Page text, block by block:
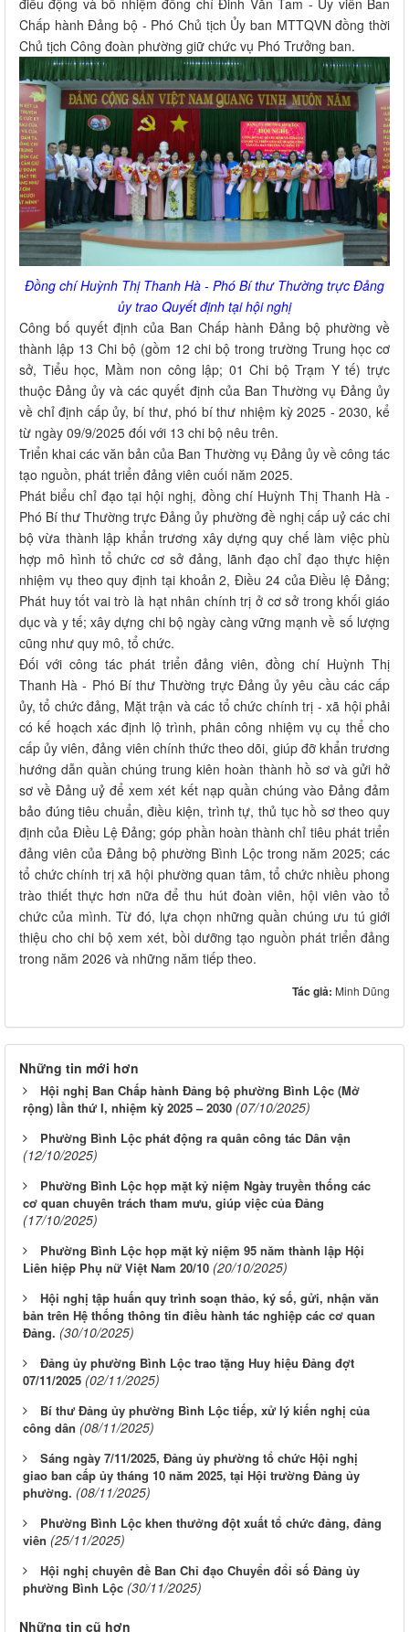
điều động và bổ nhiệm đồng chí Đinh Văn Tam - Ủy viên Ban
Chấp hành Đảng bộ - Phó Chủ tịch Ủy ban MTTQVN đồng thời
Chủ tịch Công đoàn phường giữ chức vụ Phó Trưởng ban.
Đồng chí Huỳnh Thị Thanh Hà - Phó Bí thư Thường trực Đảng
ủy trao Quyết định tại hội nghị
Công bố quyết định của Ban Chấp hành Đảng bộ phường về
thành lập 13 Chi bộ (gồm 12 chi bộ trong trường Trung học cơ
sở, Tiểu học, Mầm non công lập; 01 Chi bộ Trạm Y tế) trực
thuộc Đảng ủy và các quyết định của Ban Thường vụ Đảng ủy
về chỉ định cấp ủy, bí thư, phó bí thư nhiệm kỳ 2025 - 2030, kể
từ ngày 09/9/2025 đối với 13 chi bộ nêu trên.
Triển khai các văn bản của Ban Thường vụ Đảng ủy về công tác
tạo nguồn, phát triển đảng viên cuối năm 2025.
Phát biểu chỉ đạo tại hội nghị, đồng chí Huỳnh Thị Thanh Hà -
Phó Bí thư Thường trực Đảng ủy phường đề nghị cấp uỷ các chi
bộ vừa thành lập khẩn trương xây dựng quy chế làm việc phù
hợp mô hình tổ chức cơ sở đảng, lãnh đạo chỉ đạo thực hiện
nhiệm vụ theo quy định tại khoản 2, Điều 24 của Điều lệ Đảng;
Phát huy tốt vai trò là hạt nhân chính trị ở cơ sở trong khối giáo
dục và y tế; xây dựng chi bộ ngày càng vững mạnh về số lượng
cũng như quy mô, tổ chức.
Đối với công tác phát triển đảng viên, đồng chí Huỳnh Thị
Thanh Hà - Phó Bí thư Thường trực Đảng ủy yêu cầu các cấp
ủy, tổ chức đảng, Mặt trận và các tổ chức chính trị - xã hội phải
có kế hoạch xác định lộ trình, phân công nhiệm vụ cụ thể cho
cấp ủy viên, đảng viên chính thức theo dõi, giúp đỡ khẩn trương
hướng dẫn quần chúng trung kiên hoàn thành hồ sơ và gửi hở
sơ về Đảng uỷ để xem xét kết nạp quần chúng vào Đảng đảm
bảo đúng tiêu chuẩn, điều kiện, trình tự, thủ tục hồ sơ theo quy
định của Điều Lệ Đảng; góp phần hoàn thành chỉ tiêu phát triển
đảng viên của Đảng bộ phường Bình Lộc trong năm 2025; các
tổ chức chính trị xã hội phường quan tâm, tổ chức nhiều phong
trào thiết thực hơn nữa để thu hút đoàn viên, hội viên vào tổ
chức của mình. Từ đó, lựa chọn những quần chúng ưu tú giới
thiệu cho chi bộ xem xét, bồi dưỡng tạo nguồn phát triển đảng
trong năm 2026 và những năm tiếp theo.
Tác giả: Minh Dũng
Những tin mới hơn
Hội nghị Ban Chấp hành Đảng bộ phường Bình Lộc (Mở
rộng) lần thứ I, nhiệm kỳ 2025 – 2030 (07/10/2025)
Phường Bình Lộc phát động ra quân công tác Dân vận
(12/10/2025)
Phường Bình Lộc họp mặt kỷ niệm Ngày truyền thống các
cơ quan chuyên trách tham mưu, giúp việc của Đảng
(17/10/2025)
Phường Bình Lộc họp mặt kỷ niệm 95 năm thành lập Hội
Liên hiệp Phụ nữ Việt Nam 20/10 (20/10/2025)
Hội nghị tập huấn quy trình soạn thảo, ký số, gửi, nhận văn
bản trên Hệ thống thông tin điều hành tác nghiệp các cơ quan
Đảng. (30/10/2025)
Đảng ủy phường Bình Lộc trao tặng Huy hiệu Đảng đợt
07/11/2025 (02/11/2025)
Bí thư Đảng ủy phường Bình Lộc tiếp, xử lý kiến nghị của
công dân (08/11/2025)
Sáng ngày 7/11/2025, Đảng ủy phường tổ chức Hội nghị
giao ban cấp ủy tháng 10 năm 2025, tại Hội trường Đảng ủy
phường. (08/11/2025)
Phường Bình Lộc khen thưởng đột xuất tổ chức đảng, đảng
viên (25/11/2025)
Hội nghị chuyên đề Ban Chỉ đạo Chuyển đổi số Đảng ủy
phường Bình Lộc (30/11/2025)
Những tin cũ hơn